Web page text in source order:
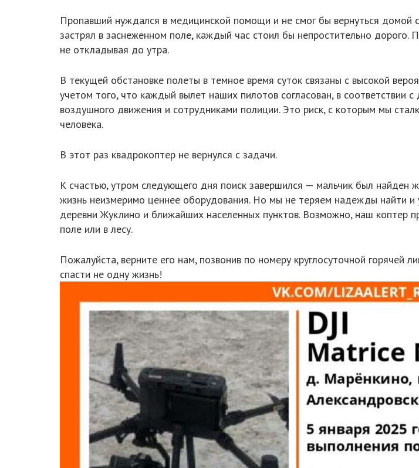
Пропавший нуждался в медицинской помощи и не смог бы вернуться домой
застрял в заснеженном поле, каждый час стоил бы непростительно
не откладывая до утра.
В текущей обстановке полеты в темное время суток связаны с высокой
учетом того, что каждый вылет наших пилотов согласован, в соответствии
воздушного движения и сотрудниками полиции. Это риск, с которым мы
человека.
В этот раз квадрокоптер не вернулся с задачи.
К счастью, утром следующего дня поиск завершился — мальчик был найден
жизнь неизмеримо ценнее оборудования. Но мы не теряем надежды найти
деревни Жуклино и ближайших населенных пунктов. Возможно, наш коптер
поле или в лесу.
Пожалуйста, верните его нам, позвонив по номеру круглосуточной
спасти не одну жизнь!